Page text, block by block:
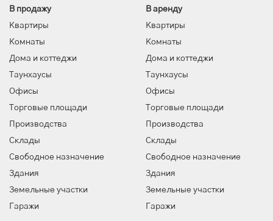
В продажу
Квартиры
Комнаты
Дома и коттеджи
Таунхаусы
Офисы
Торговые площади
Производства
Склады
Свободное назначение
Здания
Земельные участки
Гаражи
В аренду
Квартиры
Комнаты
Дома и коттеджи
Таунхаусы
Офисы
Торговые площади
Производства
Склады
Свободное назначение
Здания
Земельные участки
Гаражи